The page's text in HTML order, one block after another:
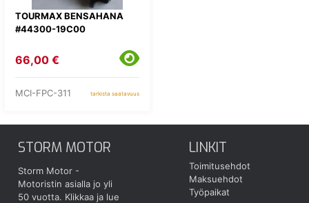
TOURMAX BENSAHANA
#44300-19C00
66,00 €
MCI-FPC-311 tarkista saatavuus
STORM MOTOR
Storm Motor -
Motoristin asialla jo yli
50 vuotta. Klikkaa ja lue
LINKIT
Toimitusehdot
Maksuehdot
Työpaikat